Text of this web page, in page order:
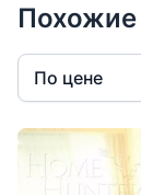
По цене